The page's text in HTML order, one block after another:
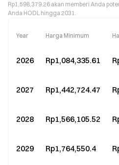
Rp1,598,379.26 akan memberi Anda
Anda HODL hingga 2031.
Year Harga Minimum
2026 Rp1,084,335.61
2027 Rp1,442,724.47
2028 Rp1,566,105.52
2029 Rp1,764,550.4